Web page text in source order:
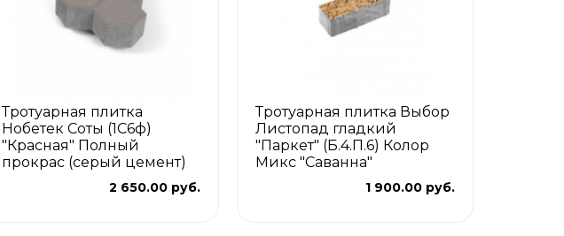
Тротуарная плитка
Нобетек Соты (1С6ф)
"Красная" Полный
прокрас (серый цемент)
2 650.00 руб.
Тротуарная плитка Выбор
Листопад гладкий
"Паркет" (Б.4.П.6) Колор
Микс "Саванна"
1 900.00 руб.